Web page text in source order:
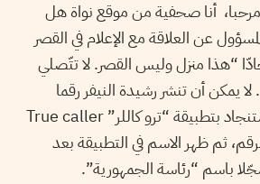
أنا صحفية من موقع نواة هل
عن العلاقة مع الإعلام في القصر
“هذا منزل وليس القصر. لا تتّصلي
يمكن أن تنشر رشيدة النيفر رقما
خاطئا، والحل هو الاستنجاد بتطبيقة “ترو كاللر” True caller
ثم ظهر الاسم في التطبيقة بعد
باسم “رئاسة الجمهورية”.